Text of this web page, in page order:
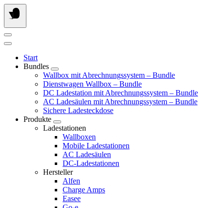
Springe
zum
Inhalt
Start
Bundles
Wallbox mit Abrechnungssystem – Bundle
Dienstwagen Wallbox – Bundle
DC Ladestation mit Abrechnungssystem – Bundle
AC Ladesäulen mit Abrechnungssystem – Bundle
Sichere Ladesteckdose
Produkte
Ladestationen
Wallboxen
Mobile Ladestationen
AC Ladesäulen
DC-Ladestationen
Hersteller
Alfen
Charge Amps
Easee